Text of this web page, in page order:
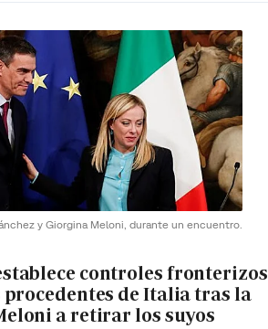
y Giorgina Meloni, durante un encuentro.
controles fronterizos
procedentes de Italia tras la
a retirar los suyos